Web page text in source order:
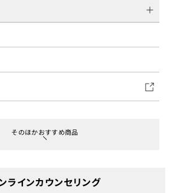
そのほかおすすめ商品
ラインカウンセリング